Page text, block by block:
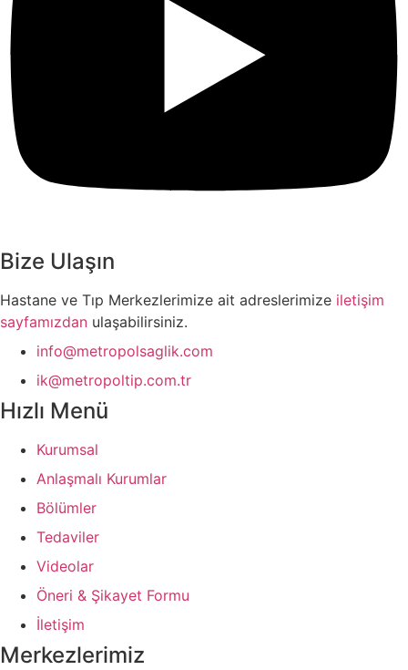
Bize Ulaşın
Hastane ve Tıp Merkezlerimize ait adreslerimize iletişim
sayfamızdan ulaşabilirsiniz.
info@metropolsaglik.com
ik@metropoltip.com.tr
Hızlı Menü
Kurumsal
Anlaşmalı Kurumlar
Bölümler
Tedaviler
Videolar
Öneri & Şikayet Formu
İletişim
Merkezlerimiz